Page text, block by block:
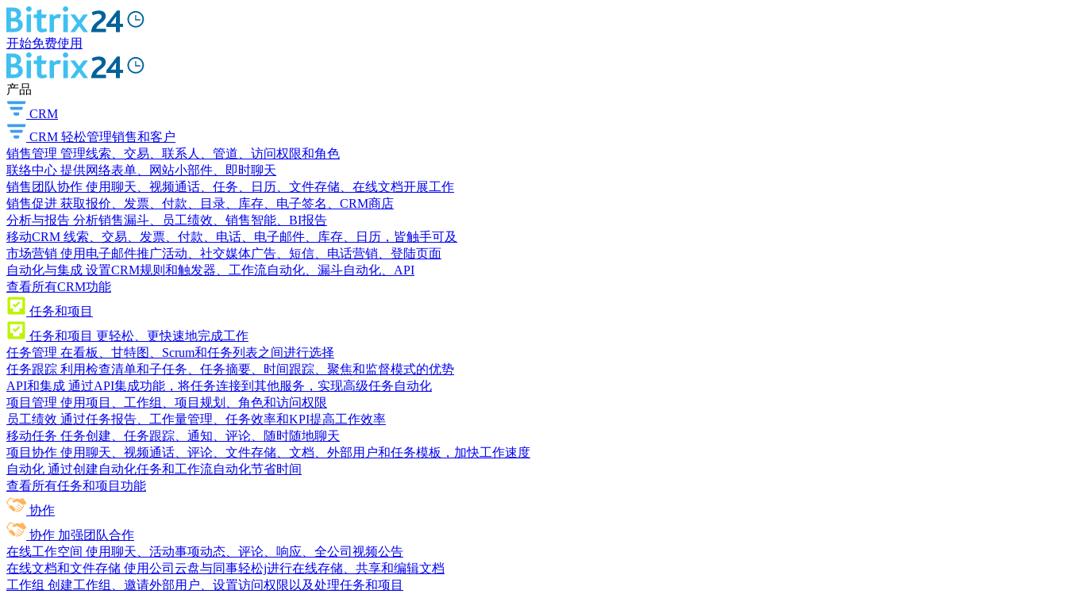
开始免费使用
产品
CRM
CRM 轻松管理销售和客户
销售管理 管理线索、交易、联系人、管道、访问权限和角色
联络中心 提供网络表单、网站小部件、即时聊天
销售团队协作 使用聊天、视频通话、任务、日历、文件存储、在线文档开展工作
销售促进 获取报价、发票、付款、目录、库存、电子签名、CRM商店
分析与报告 分析销售漏斗、员工绩效、销售智能、BI报告
移动CRM 线索、交易、发票、付款、电话、电子邮件、库存、日历，皆触手可及
市场营销 使用电子邮件推广活动、社交媒体广告、短信、电话营销、登陆页面
自动化与集成 设置CRM规则和触发器、工作流自动化、漏斗自动化、API
查看所有CRM功能
任务和项目
任务和项目 更轻松、更快速地完成工作
任务管理 在看板、甘特图、Scrum和任务列表之间进行选择
任务跟踪 利用检查清单和子任务、任务摘要、时间跟踪、聚焦和监督模式的优势
API和集成 通过API集成功能，将任务连接到其他服务，实现高级任务自动化
项目管理 使用项目、工作组、项目规划、角色和访问权限
员工绩效 通过任务报告、工作量管理、任务效率和KPI提高工作效率
移动任务 任务创建、任务跟踪、通知、评论、随时随地聊天
项目协作 使用聊天、视频通话、评论、文件存储、文档、外部用户和任务模板，加快工作速度
自动化 通过创建自动化任务和工作流自动化节省时间
查看所有任务和项目功能
协作
协作 加强团队合作
在线工作空间 使用聊天、活动事项动态、评论、响应、全公司视频公告
在线文档和文件存储 使用公司云盘与同事轻松j进行在线存储、共享和编辑文档
工作组 创建工作组、邀请外部用户、设置访问权限以及处理任务和项目